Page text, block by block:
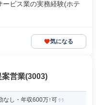
ビス業の実務経験(ホテ
気になる
営業(3003)
なし・年収600万↑可